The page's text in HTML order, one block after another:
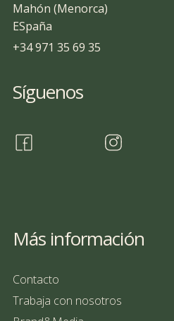
Mahón (Menorca)
ESpaña
+34 971 35 69 35
Síguenos
Más información
Contacto
Trabaja con nosotros